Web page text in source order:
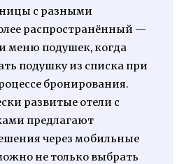
с разными
распространённый —
меню подушек, когда
подушку из списка при
бронирования.
развитые отели с
предлагают
через мобильные
не только выбрать